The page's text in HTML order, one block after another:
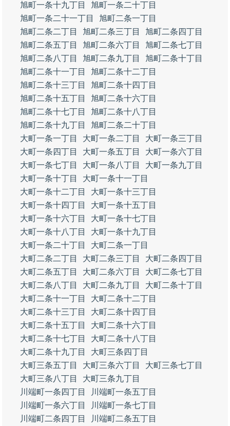
旭町一条十九丁目
旭町一条二十丁目
旭町一条二十一丁目
旭町二条一丁目
旭町二条二丁目
旭町二条三丁目
旭町二条四丁目
旭町二条五丁目
旭町二条六丁目
旭町二条七丁目
旭町二条八丁目
旭町二条九丁目
旭町二条十丁目
旭町二条十一丁目
旭町二条十二丁目
旭町二条十三丁目
旭町二条十四丁目
旭町二条十五丁目
旭町二条十六丁目
旭町二条十七丁目
旭町二条十八丁目
旭町二条十九丁目
旭町二条二十丁目
大町一条一丁目
大町一条二丁目
大町一条三丁目
大町一条四丁目
大町一条五丁目
大町一条六丁目
大町一条七丁目
大町一条八丁目
大町一条九丁目
大町一条十丁目
大町一条十一丁目
大町一条十二丁目
大町一条十三丁目
大町一条十四丁目
大町一条十五丁目
大町一条十六丁目
大町一条十七丁目
大町一条十八丁目
大町一条十九丁目
大町一条二十丁目
大町二条一丁目
大町二条二丁目
大町二条三丁目
大町二条四丁目
大町二条五丁目
大町二条六丁目
大町二条七丁目
大町二条八丁目
大町二条九丁目
大町二条十丁目
大町二条十一丁目
大町二条十二丁目
大町二条十三丁目
大町二条十四丁目
大町二条十五丁目
大町二条十六丁目
大町二条十七丁目
大町二条十八丁目
大町二条十九丁目
大町三条四丁目
大町三条五丁目
大町三条六丁目
大町三条七丁目
大町三条八丁目
大町三条九丁目
川端町一条四丁目
川端町一条五丁目
川端町一条六丁目
川端町一条七丁目
川端町二条四丁目
川端町二条五丁目